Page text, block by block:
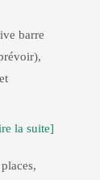
barre
la suite]